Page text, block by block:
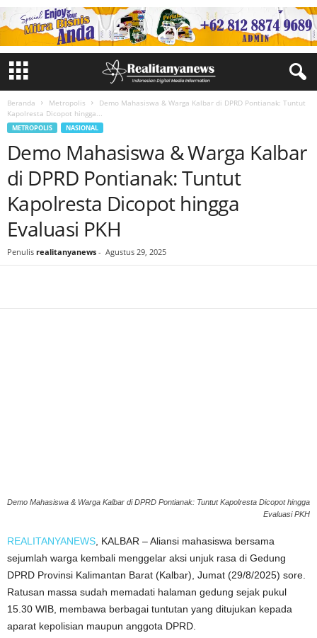
Beranda Metropolis
Demo Mahasiswa & Warga Kalbar di DPRD Pontianak: Tuntut
Kapolresta Dicopot hingga...
METROPOLIS NASIONAL
Demo Mahasiswa & Warga Kalbar
di DPRD Pontianak: Tuntut
Kapolresta Dicopot hingga
Evaluasi PKH
Penulis realitanyanews - Agustus 29, 2025
Demo Mahasiswa & Warga Kalbar di DPRD Pontianak: Tuntut Kapolresta Dicopot hingga
Evaluasi PKH
REALITANYANEWS , KALBAR – Aliansi mahasiswa bersama
sejumlah warga kembali menggelar aksi unjuk rasa di Gedung
DPRD Provinsi Kalimantan Barat (Kalbar), Jumat (29/8/2025) sore.
Ratusan massa sudah memadati halaman gedung sejak pukul
15.30 WIB, membawa berbagai tuntutan yang ditujukan kepada
aparat kepolisian maupun anggota DPRD.